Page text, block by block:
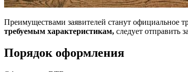
Преимуществами заявителей станут официальное
требуемым характеристикам, следует отправить
Порядок оформления